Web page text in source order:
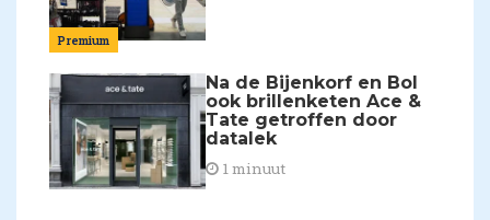
Premium
Na de Bijenkorf en Bol
ook brillenketen Ace &
Tate getroffen door
datalek
1 minuut